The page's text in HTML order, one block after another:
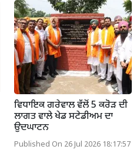
ਵਿਧਾਇਕ ਗਰੇਵਾਲ ਵੱਲੋਂ 5 ਕਰੋੜ ਦੀ
ਲਾਗਤ ਵਾਲੇ ਖੇਡ ਸਟੇਡੀਅਮ ਦਾ
ਉਦਘਾਟਨ
Published On 26 Jul 2026 18:17:57